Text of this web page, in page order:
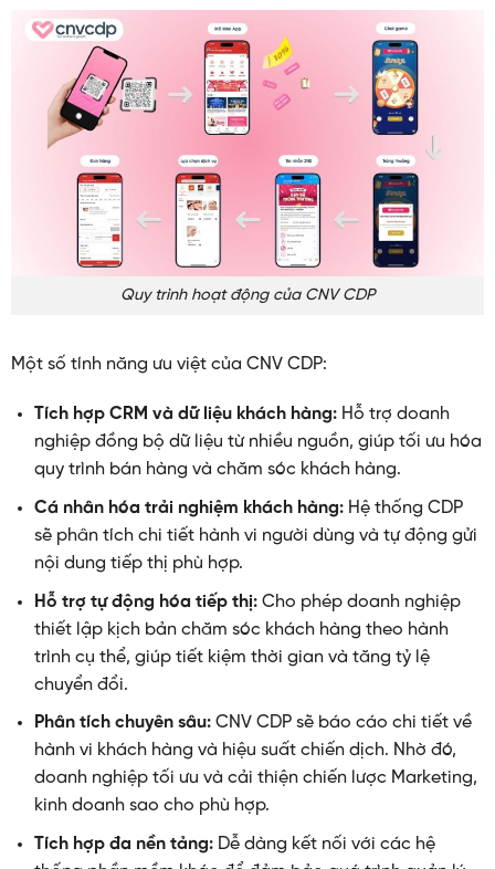
Quy trình hoạt động của CNV CDP
Một số tính năng ưu việt của CNV CDP:
Tích hợp CRM và dữ liệu khách hàng:Hỗ trợ doanh
nghiệp đồng bộ dữ liệu từ nhiều nguồn, giúp tối ưu hóa
quy trình bán hàng và chăm sóc khách hàng.
Cá nhân hóa trải nghiệm khách hàng:Hệ thống CDP
sẽ phân tích chi tiết hành vi người dùng và tự động gửi
nội dung tiếp thị phù hợp.
Hỗ trợ tự động hóa tiếp thị:Cho phép doanh nghiệp
thiết lập kịch bản chăm sóc khách hàng theo hành
trình cụ thể, giúp tiết kiệm thời gian và tăng tỷ lệ
chuyển đổi.
Phân tích chuyên sâu:CNV CDP sẽ báo cáo chi tiết về
hành vi khách hàng và hiệu suất chiến dịch. Nhờ đó,
doanh nghiệp tối ưu và cải thiện chiến lược Marketing,
kinh doanh sao cho phù hợp.
Tích hợp đa nền tảng:Dễ dàng kết nối với các hệ